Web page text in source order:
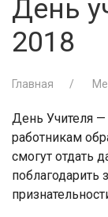
День
2018
Главная
День Учителя
работникам
смогут отдать